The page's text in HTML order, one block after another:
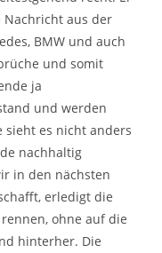
Nachricht aus der
BMW und auch
und somit
ja
und werden
es nicht anders
nachhaltig
in den nächsten
erledigt die
ohne auf die
hinterher. Die